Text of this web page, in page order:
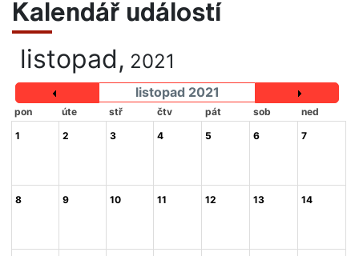
Kalendář událostí
listopad, 2021
listopad 2021
pon úte stř čtv pát sob
ned
1
2 3 4 5 6 7
8 9 10 11 12 13 14